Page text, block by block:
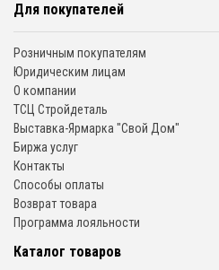
Для покупателей
Розничным покупателям
Юридическим лицам
О компании
ТСЦ Стройдеталь
Выставка-Ярмарка "Свой Дом"
Биржа услуг
Контакты
Способы оплаты
Возврат товара
Программа лояльности
Каталог товаров